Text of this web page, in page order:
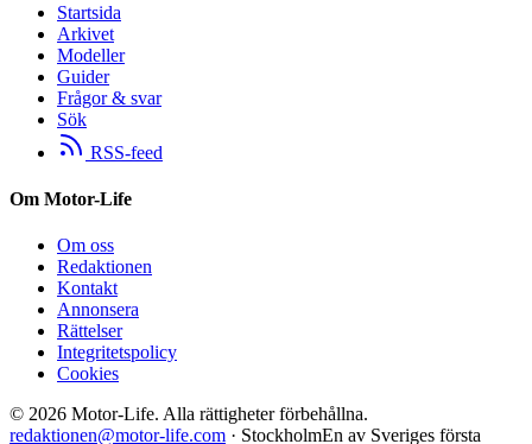
Startsida
Arkivet
Modeller
Guider
Frågor & svar
Sök
RSS-feed
Om Motor-Life
Om oss
Redaktionen
Kontakt
Annonsera
Rättelser
Integritetspolicy
Cookies
© 2026 Motor-Life. Alla rättigheter förbehållna.
redaktionen@motor-life.com · StockholmEn av Sveriges första